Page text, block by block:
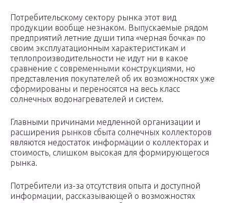
Потребительскому сектору рынка этот вид
продукции вообще незнаком. Выпускаемые рядом
предприятий летние души типа «черная бочка» по
своим эксплуатационным характеристикам и
теплопроизводительности не идут ни в какое
сравнение с современными конструкциями, но
представления покупателей об их возможностях уже
сформированы и переносятся на весь класс
солнечных водонагревателей и систем.
Главными причинами медленной организации и
расширения рынков сбыта солнечных коллекторов
являются недостаток информации о коллекторах и
стоимость, слишком высокая для формирующегося
рынка.
Потребители из-за отсутствия опыта и доступной
информации, рассказывающей о возможностях